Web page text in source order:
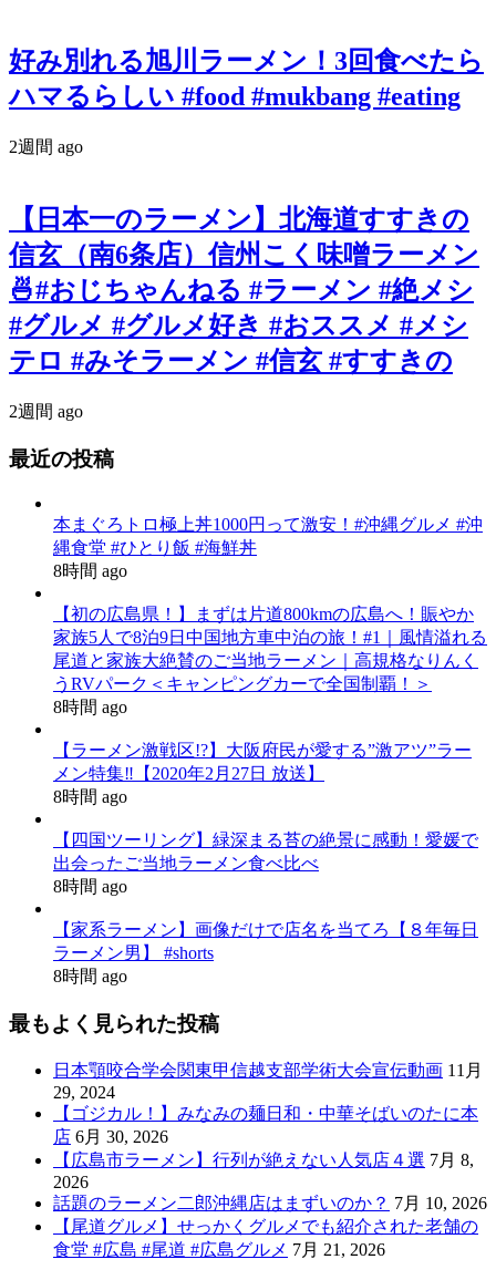
好み別れる旭川ラーメン！3回食べたら
ハマるらしい #food #mukbang #eating
2週間 ago
【日本一のラーメン】北海道すすきの
信玄（南6条店）信州こく味噌ラーメン
🍜#おじちゃんねる #ラーメン #絶メシ
#グルメ #グルメ好き #おススメ #メシ
テロ #みそラーメン #信玄 #すすきの
2週間 ago
最近の投稿
本まぐろトロ極上丼1000円って激安！#沖縄グルメ #沖
縄食堂 #ひとり飯 #海鮮丼
8時間 ago
【初の広島県！】まずは片道800kmの広島へ！賑やか
家族5人で8泊9日中国地方車中泊の旅！#1｜風情溢れる
尾道と家族大絶賛のご当地ラーメン｜高規格なりんく
うRVパーク＜キャンピングカーで全国制覇！＞
8時間 ago
【ラーメン激戦区!?】大阪府民が愛する”激アツ”ラー
メン特集‼︎【2020年2月27日 放送】
8時間 ago
【四国ツーリング】緑深まる苔の絶景に感動！愛媛で
出会ったご当地ラーメン食べ比べ
8時間 ago
【家系ラーメン】画像だけで店名を当てろ【８年毎日
ラーメン男】 #shorts
8時間 ago
最もよく見られた投稿
日本顎咬合学会関東甲信越支部学術大会宣伝動画 11月
29, 2024
【ゴジカル！】みなみの麺日和・中華そばいのたに本
店 6月 30, 2026
【広島市ラーメン】行列が絶えない人気店４選 7月 8,
2026
話題のラーメン二郎沖縄店はまずいのか？ 7月 10, 2026
【尾道グルメ】せっかくグルメでも紹介された老舗の
食堂 #広島 #尾道 #広島グルメ 7月 21, 2026